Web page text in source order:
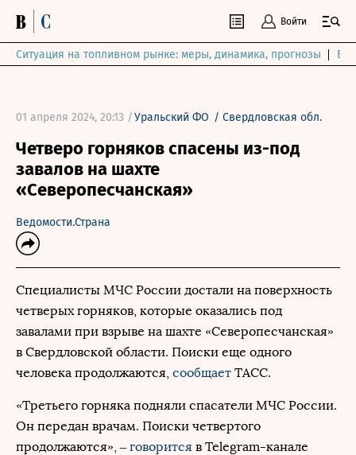
Войти
Ситуация на топливном рынке: меры, динамика, прогнозы
01 апреля 2024, 20:13 /Уральский ФО / Свердловская обл.
Четверо горняков спасены из-под
завалов на шахте
«Северопесчанская»
Ведомости.Страна
Специалисты МЧС России достали на поверхность
четверых горняков, которые оказались под
завалами при взрыве на шахте «Северопесчанская»
в Свердловской области. Поиски еще одного
человека продолжаются, сообщает ТАСС.
«Третьего горняка подняли спасатели МЧС России.
Он передан врачам. Поиски четвертого
продолжаются», – говорится в Telegram-канале